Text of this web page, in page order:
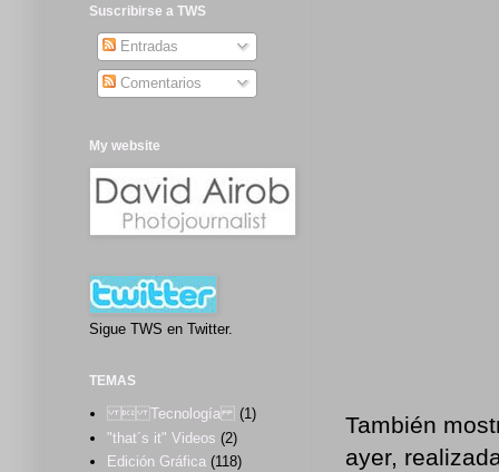
También
ayer,
Suscribirse a TWS
Entradas
Comentarios
My website
Sigue TWS en Twitter.
TEMAS
 Tecnología (1)
"that´s it" Videos (2)
Edición Gráfica (118)